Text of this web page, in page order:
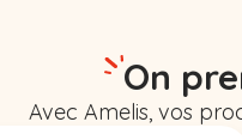
On
Avec Amelis, vos